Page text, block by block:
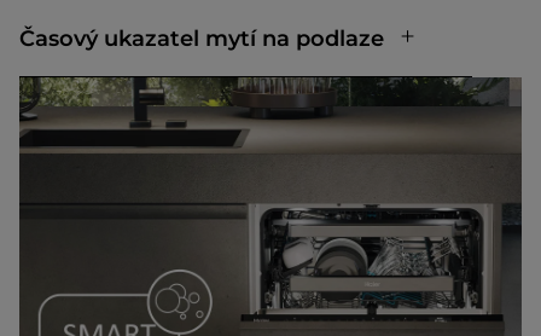
Časový ukazatel mytí na podlaze